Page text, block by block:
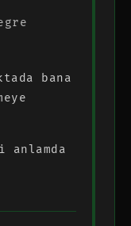
bana
anlamda